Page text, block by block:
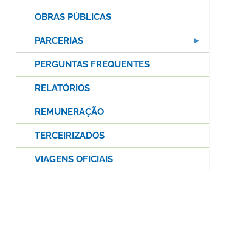
OBRAS PÚBLICAS
PARCERIAS
PERGUNTAS FREQUENTES
RELATÓRIOS
REMUNERAÇÃO
TERCEIRIZADOS
VIAGENS OFICIAIS